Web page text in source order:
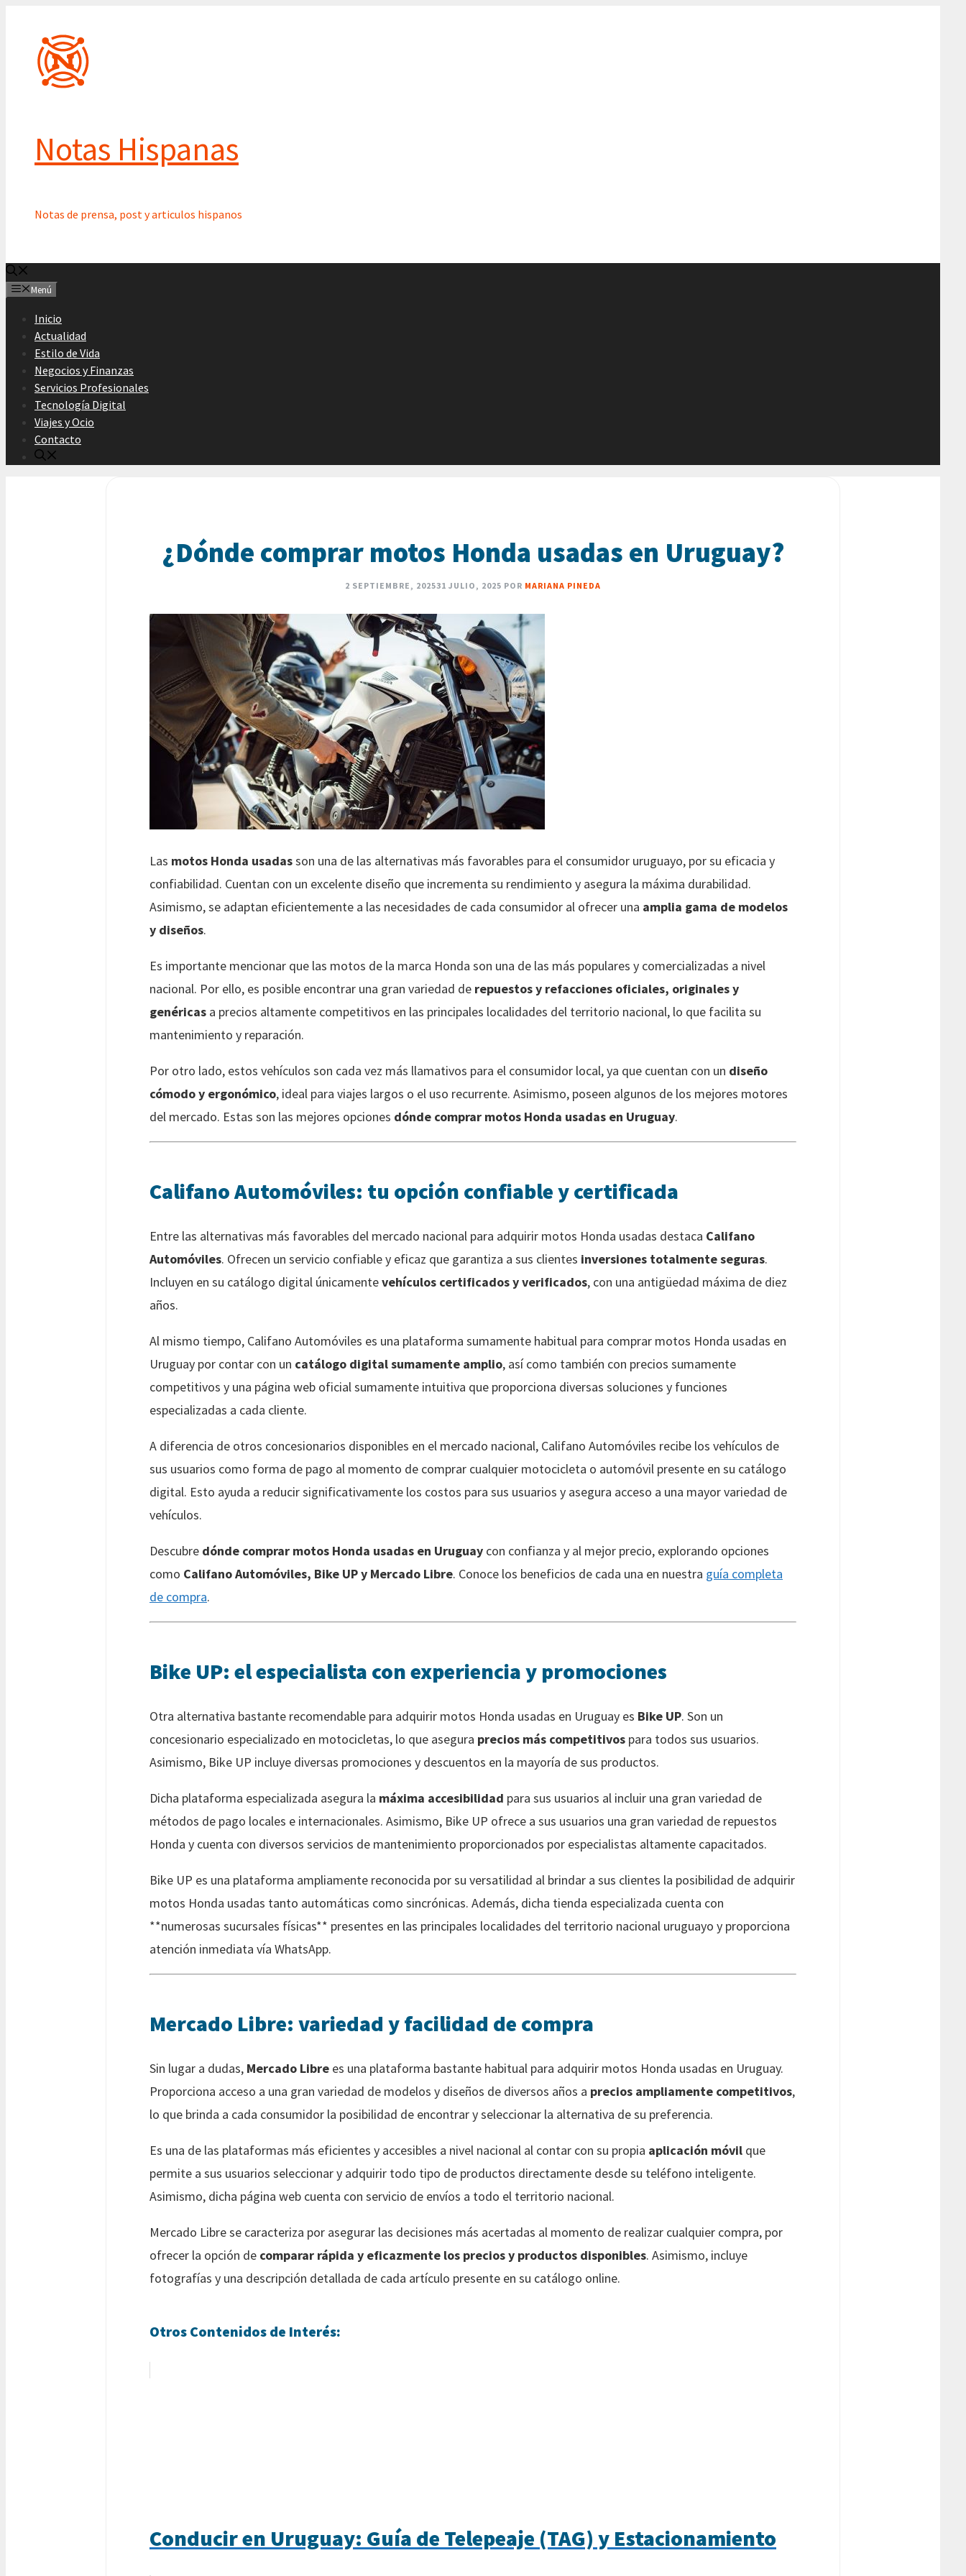
contenido
Notas Hispanas
Notas de prensa, post y articulos hispanos
Menú
Inicio
Actualidad
Estilo de Vida
Negocios y Finanzas
Servicios Profesionales
Tecnología Digital
Viajes y Ocio
Contacto
¿Dónde comprar motos Honda usadas en Uruguay?
2 SEPTIEMBRE, 202531 JULIO, 2025 POR MARIANA PINEDA
Las motos Honda usadasson una de las alternativas más favorables para el consumidor uruguayo, por su eficacia y
confiabilidad. Cuentan con un excelente diseño que incrementa su rendimiento y asegura la máxima durabilidad.
Asimismo, se adaptan eficientemente a las necesidades de cada consumidor al ofrecer una amplia gama de modelos
y diseños.
Es importante mencionar que las motos de la marca Honda son una de las más populares y comercializadas a nivel
nacional. Por ello, es posible encontrar una gran variedad de repuestos y refacciones oficiales, originales y
genéricas a precios altamente competitivos en las principales localidades del territorio nacional, lo que facilita su
mantenimiento y reparación.
Por otro lado, estos vehículos son cada vez más llamativos para el consumidor local, ya que cuentan con un diseño
cómodo y ergonómico, ideal para viajes largos o el uso recurrente. Asimismo, poseen algunos de los mejores motores
del mercado. Estas son las mejores opciones dónde comprar motos Honda usadas en Uruguay.
Califano Automóviles: tu opción confiable y certificada
Entre las alternativas más favorables del mercado nacional para adquirir motos Honda usadas destaca Califano
Automóviles. Ofrecen un servicio confiable y eficaz que garantiza a sus clientes inversiones totalmente seguras.
Incluyen en su catálogo digital únicamentevehículos certificados y verificados, con una antigüedad máxima de diez
años.
Al mismo tiempo, Califano Automóviles es una plataforma sumamente habitual para comprar motos Honda usadas en
Uruguay por contar con un catálogo digital sumamente amplio, así como también con precios sumamente
competitivos y una página web oficial sumamente intuitiva que proporciona diversas soluciones y funciones
especializadas a cada cliente.
A diferencia de otros concesionarios disponibles en el mercado nacional, Califano Automóviles recibe los vehículos de
sus usuarios como forma de pago al momento de comprar cualquier motocicleta o automóvil presente en su catálogo
digital. Esto ayuda a reducir significativamente los costos para sus usuarios y asegura acceso a una mayor variedad de
vehículos.
Descubre dónde comprar motos Honda usadas en Uruguay con confianza y al mejor precio, explorando opciones
como Califano Automóviles, Bike UP y Mercado Libre. Conoce los beneficios de cada una en nuestra guía completa
de compra.
Bike UP: el especialista con experiencia y promociones
Otra alternativa bastante recomendable para adquirir motos Honda usadas en Uruguay es Bike UP. Son un
concesionario especializado en motocicletas, lo que asegura precios más competitivos para todos sus usuarios.
Asimismo, Bike UP incluye diversas promociones y descuentos en la mayoría de sus productos.
Dicha plataforma especializada asegura la máxima accesibilidad para sus usuarios al incluir una gran variedad de
métodos de pago locales e internacionales. Asimismo, Bike UP ofrece a sus usuarios una gran variedad de repuestos
Honda y cuenta con diversos servicios de mantenimiento proporcionados por especialistas altamente capacitados.
Bike UP es una plataforma ampliamente reconocida por su versatilidad al brindar a sus clientes la posibilidad de adquirir
motos Honda usadas tanto automáticas como sincrónicas. Además, dicha tienda especializada cuenta con
**numerosas sucursales físicas** presentes en las principales localidades del territorio nacional uruguayo y proporciona
atención inmediata vía WhatsApp.
Mercado Libre: variedad y facilidad de compra
Sin lugar a dudas, Mercado Libre es una plataforma bastante habitual para adquirir motos Honda usadas en Uruguay.
Proporciona acceso a una gran variedad de modelos y diseños de diversos años a precios ampliamente competitivos,
lo que brinda a cada consumidor la posibilidad de encontrar y seleccionar la alternativa de su preferencia.
Es una de las plataformas más eficientes y accesibles a nivel nacional al contar con su propia aplicación móvil que
permite a sus usuarios seleccionar y adquirir todo tipo de productos directamente desde su teléfono inteligente.
Asimismo, dicha página web cuenta con servicio de envíos a todo el territorio nacional.
Mercado Libre se caracteriza por asegurar las decisiones más acertadas al momento de realizar cualquier compra, por
ofrecer la opción de comparar rápida y eficazmente los precios y productos disponibles. Asimismo, incluye
fotografías y una descripción detallada de cada artículo presente en su catálogo online.
Otros Contenidos de Interés:
Conducir en Uruguay: Guía de Telepeaje (TAG) y Estacionamiento